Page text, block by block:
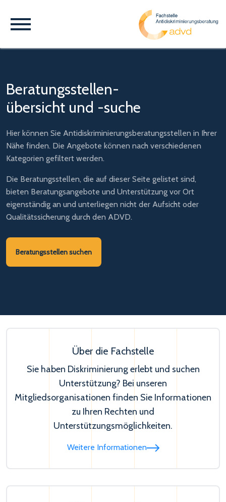
Beratungsstellen-
übersicht und -suche
Hier können Sie Antidiskriminierungsberatungsstellen in Ihrer
Nähe finden. Die Angebote können nach verschiedenen
Kategorien gefiltert werden.
Die Beratungsstellen, die auf dieser Seite gelistet sind,
bieten Beratungsangebote und Unterstützung vor Ort
eigenständig an und unterliegen nicht der Aufsicht oder
Qualitätssicherung durch den ADVD.
Beratungsstellen suchen
Über die Fachstelle
Sie haben Diskriminierung erlebt und suchen
Unterstützung? Bei unseren
Mitgliedsorganisationen finden Sie Informationen
zu Ihren Rechten und
Unterstützungsmöglichkeiten.
Weitere Informationen